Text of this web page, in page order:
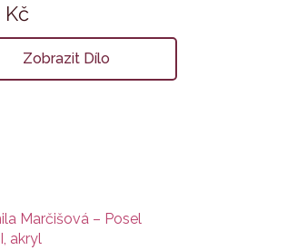
Kč
Zobrazit Dílo